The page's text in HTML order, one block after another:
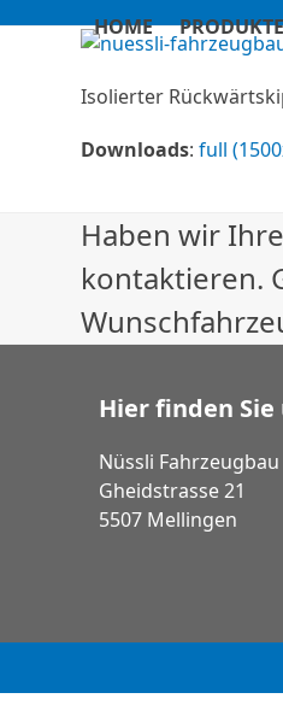
HOME
Isolierter
Downloads:full
Haben wir
kontaktieren.
Hier finden Sie
Nüssli Fahrzeugbau
Gheidstrasse 21
5507 Mellingen